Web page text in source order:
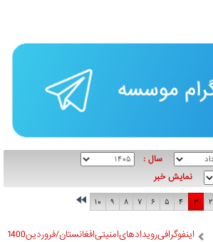
سال :
نمایش خبر
۲ ۳ ۴ ۵ ۶ ۷ ۸ ۹ ۱۰
اینفوگرافی‌رویدادهای‌امنیتی‌افغانستان‌/فروردین1400